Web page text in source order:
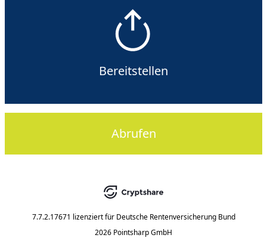
Bereitstellen
Abrufen
7.7.2.17671 lizenziert für Deutsche Rentenversicherung Bund
2026 Pointsharp GmbH